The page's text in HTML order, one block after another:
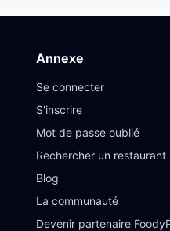
Annexe
Se connecter
S'inscrire
Mot de passe oublié
Rechercher un restaurant
Blog
La communauté
Devenir partenaire